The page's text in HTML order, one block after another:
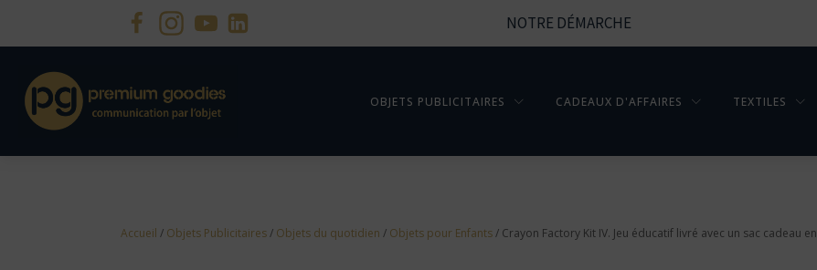
NOTRE DÉMARCHE
OBJETS PUBLICITAIRES CADEAUX D'AFFAIRES TEXTILES
Accueil / Objets Publicitaires/ Objets du quotidien / Objets pour Enfants/ Crayon Factory Kit IV. Jeu éducatif livré avec un sac cadeau